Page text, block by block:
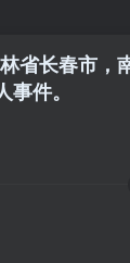
省长春市，
件。